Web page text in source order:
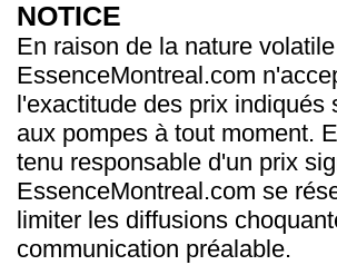
NOTICE
En raison de la nature
EssenceMontreal.com
l'exactitude des prix
aux pompes à tout moment.
tenu responsable d'un prix
EssenceMontreal.com se
limiter les diffusions
communication préalable.